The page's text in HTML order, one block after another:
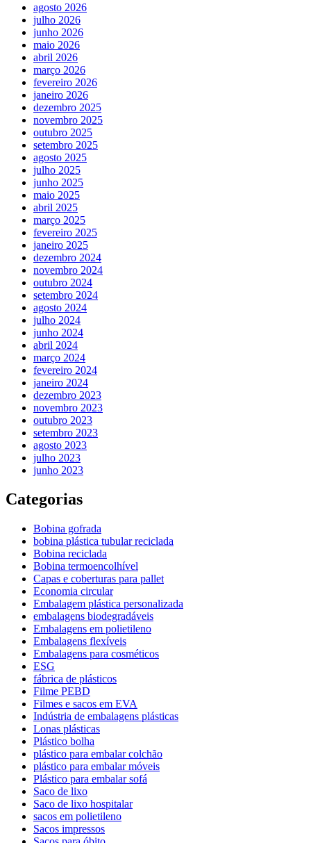
agosto 2026
julho 2026
junho 2026
maio 2026
abril 2026
março 2026
fevereiro 2026
janeiro 2026
dezembro 2025
novembro 2025
outubro 2025
setembro 2025
agosto 2025
julho 2025
junho 2025
maio 2025
abril 2025
março 2025
fevereiro 2025
janeiro 2025
dezembro 2024
novembro 2024
outubro 2024
setembro 2024
agosto 2024
julho 2024
junho 2024
abril 2024
março 2024
fevereiro 2024
janeiro 2024
dezembro 2023
novembro 2023
outubro 2023
setembro 2023
agosto 2023
julho 2023
junho 2023
Categorias
Bobina gofrada
bobina plástica tubular reciclada
Bobina reciclada
Bobina termoencolhível
Capas e coberturas para pallet
Economia circular
Embalagem plástica personalizada
embalagens biodegradáveis
Embalagens em polietileno
Embalagens flexíveis
Embalagens para cosméticos
ESG
fábrica de plásticos
Filme PEBD
Filmes e sacos em EVA
Indústria de embalagens plásticas
Lonas plásticas
Plástico bolha
plástico para embalar colchão
plástico para embalar móveis
Plástico para embalar sofá
Saco de lixo
Saco de lixo hospitalar
sacos em polietileno
Sacos impressos